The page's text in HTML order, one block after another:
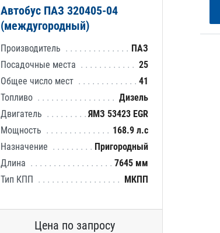
Автобус ПАЗ 320405-04
(междугородный)
Производитель
ПАЗ
Посадочные места
25
Общее число мест
41
Топливо
Дизель
Двигатель
ЯМЗ 53423 EGR
Мощность
168.9 л.с
Назначение
Пригородный
Длина
7645 мм
Тип КПП
МКПП
Цена по запросу